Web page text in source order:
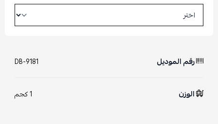
رقم الموديل DB-9181
الوزن 1 كجم